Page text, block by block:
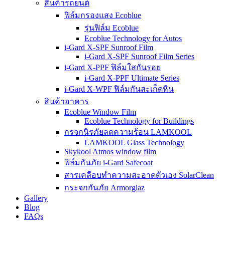
สินค้ารถยนต์
ฟิล์มกรองแสง Ecoblue
รุ่นฟิล์ม Ecoblue
Ecoblue Technology for Autos
i-Gard X-SPF Sunroof Film
i-Gard X-SPF Sunroof Film Series
i-Gard X-PPF ฟิล์มใสกันรอย
i-Gard X-PPF Ultimate Series
i-Gard X-WPF ฟิล์มกันสะเก็ดหิน
สินค้าอาคาร
Ecoblue Window Film
Ecoblue Technology for Buildings
กรจกนิรภัยลดความร้อน LAMKOOL
LAMKOOL Glass Technology
Skykool Atmos window film
ฟิล์มกันภัย i-Gard Safecoat
สารเคลือบทำความสะอาดตัวเอง SolarClean
กระจกกันภัย Armorglaz
Gallery
Blog
FAQs